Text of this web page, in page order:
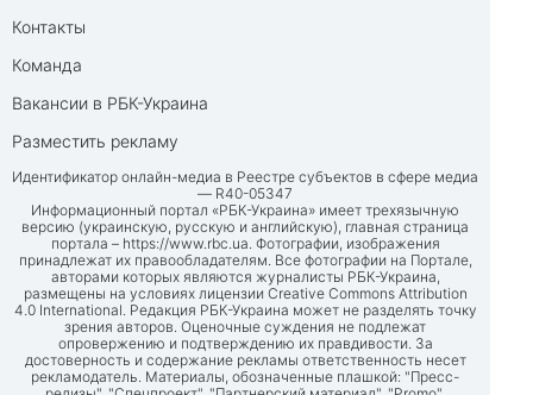
Контакты
Команда
Вакансии в РБК-Украина
Разместить рекламу
Идентификатор онлайн-медиа в Реестре субъектов в сфере медиа
— R40-05347
Информационный портал «РБК-Украина» имеет трехязычную
версию (украинскую, русскую и английскую), главная страница
портала – https://www.rbc.ua. Фотографии, изображения
принадлежат их правообладателям. Все фотографии на Портале,
авторами которых являются журналисты РБК-Украина,
размещены на условиях лицензии Creative Commons Attribution
4.0 International. Редакция РБК-Украина может не разделять точку
зрения авторов. Оценочные суждения не подлежат
опровержению и подтверждению их правдивости. За
достоверность и содержание рекламы ответственность несет
рекламодатель. Материалы, обозначенные плашкой: "Пресс-